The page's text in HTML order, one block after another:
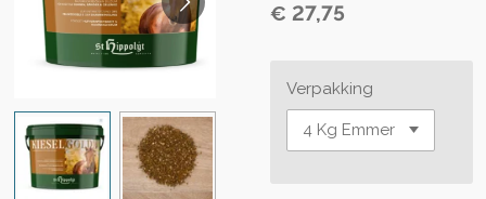
€ 27,75
Verpakking